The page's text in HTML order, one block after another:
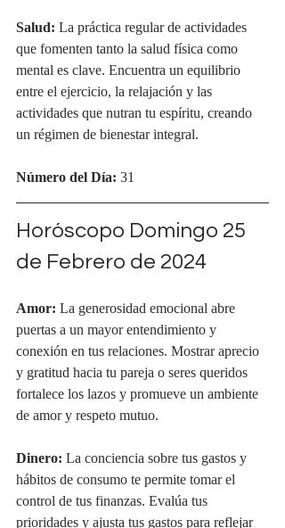
Salud: La práctica regular de actividades
que fomenten tanto la salud física como
mental es clave. Encuentra un equilibrio
entre el ejercicio, la relajación y las
actividades que nutran tu espíritu, creando
un régimen de bienestar integral.
Número del Día: 31
Horóscopo Domingo 25
de Febrero de 2024
Amor: La generosidad emocional abre
puertas a un mayor entendimiento y
conexión en tus relaciones. Mostrar aprecio
y gratitud hacia tu pareja o seres queridos
fortalece los lazos y promueve un ambiente
de amor y respeto mutuo.
Dinero: La conciencia sobre tus gastos y
hábitos de consumo te permite tomar el
control de tus finanzas. Evalúa tus